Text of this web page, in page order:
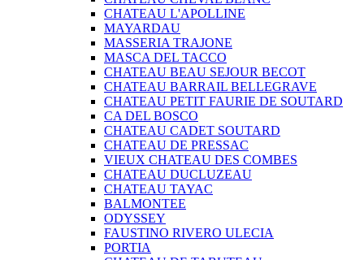
CHATEAU L'APOLLINE
MAYARDAU
MASSERIA TRAJONE
MASCA DEL TACCO
CHATEAU BEAU SEJOUR BECOT
CHATEAU BARRAIL BELLEGRAVE
CHATEAU PETIT FAURIE DE SOUTARD
CA DEL BOSCO
CHATEAU CADET SOUTARD
CHATEAU DE PRESSAC
VIEUX CHATEAU DES COMBES
CHATEAU DUCLUZEAU
CHATEAU TAYAC
BALMONTEE
ODYSSEY
FAUSTINO RIVERO ULECIA
PORTIA